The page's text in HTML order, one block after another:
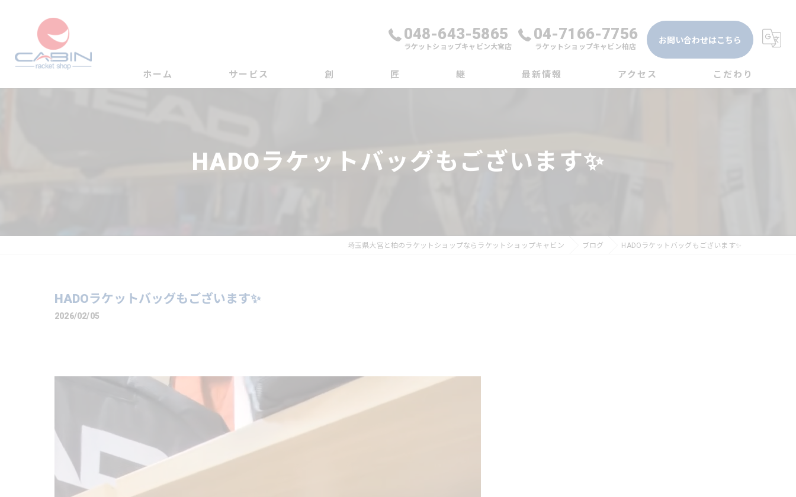
048-643-5865
ラケットショップキャビン大宮店
04-7166-7756
ラケットショップキャビン柏店
お問い合わせはこちら
ホーム サービス 創 匠 継 最新情報 アクセス こだわり
HADOラケットバッグもございます✨
埼玉県大宮と柏のラケットショップならラケットショップキャビン ブログ HADOラケットバッグもございます✨
HADOラケットバッグもございます✨
2026/02/05